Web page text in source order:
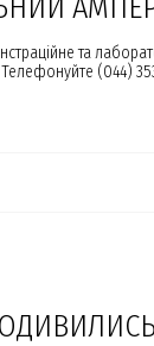
та
(044)